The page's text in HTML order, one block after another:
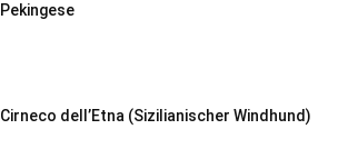
Pekingese
Cirneco dell’Etna (Sizilianischer Windhund)